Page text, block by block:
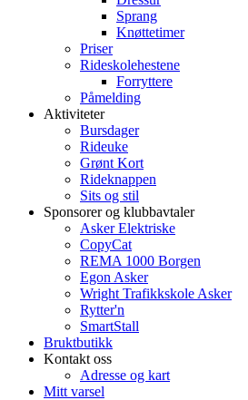
Sprang
Knøttetimer
Priser
Rideskolehestene
Forryttere
Påmelding
Aktiviteter
Bursdager
Rideuke
Grønt Kort
Rideknappen
Sits og stil
Sponsorer og klubbavtaler
Asker Elektriske
CopyCat
REMA 1000 Borgen
Egon Asker
Wright Trafikkskole Asker
Rytter'n
SmartStall
Bruktbutikk
Kontakt oss
Adresse og kart
Mitt varsel